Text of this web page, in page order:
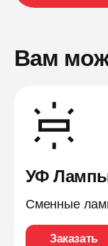
Вам
УФ
Сменные
Заказать